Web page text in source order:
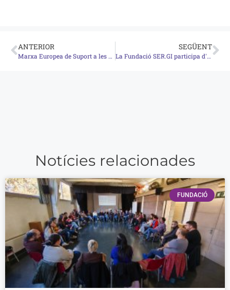
ANTERIOR
Marxa Europea de Suport a les Refugiades
SEGÜENT
La Fundació SER.GI participa d'un programa d'orientació a joves que busquen feina
Notícies relacionades
FUNDACIÓ